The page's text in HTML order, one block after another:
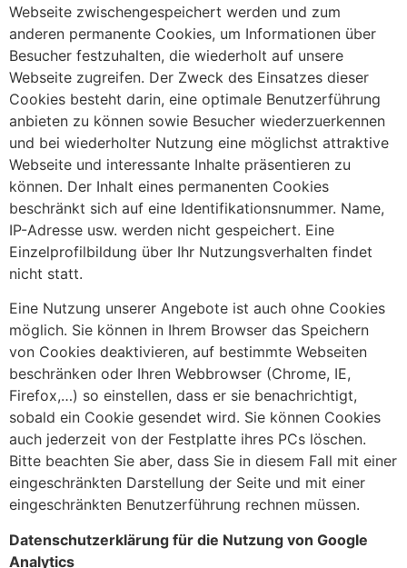
Webseite zwischengespeichert werden und zum
anderen permanente Cookies, um Informationen über
Besucher festzuhalten, die wiederholt auf unsere
Webseite zugreifen. Der Zweck des Einsatzes dieser
Cookies besteht darin, eine optimale Benutzerführung
anbieten zu können sowie Besucher wiederzuerkennen
und bei wiederholter Nutzung eine möglichst attraktive
Webseite und interessante Inhalte präsentieren zu
können. Der Inhalt eines permanenten Cookies
beschränkt sich auf eine Identifikationsnummer. Name,
IP-Adresse usw. werden nicht gespeichert. Eine
Einzelprofilbildung über Ihr Nutzungsverhalten findet
nicht statt.
Eine Nutzung unserer Angebote ist auch ohne Cookies
möglich. Sie können in Ihrem Browser das Speichern
von Cookies deaktivieren, auf bestimmte Webseiten
beschränken oder Ihren Webbrowser (Chrome, IE,
Firefox,…) so einstellen, dass er sie benachrichtigt,
sobald ein Cookie gesendet wird. Sie können Cookies
auch jederzeit von der Festplatte ihres PCs löschen.
Bitte beachten Sie aber, dass Sie in diesem Fall mit einer
eingeschränkten Darstellung der Seite und mit einer
eingeschränkten Benutzerführung rechnen müssen.
Datenschutzerklärung für die Nutzung von Google
Analytics